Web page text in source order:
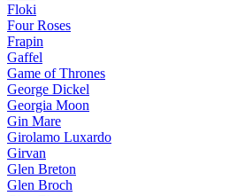
Floki
Four Roses
Frapin
Gaffel
Game of Thrones
George Dickel
Georgia Moon
Gin Mare
Girolamo Luxardo
Girvan
Glen Breton
Glen Broch